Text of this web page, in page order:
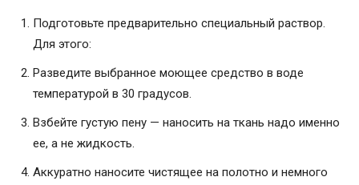
Подготовьте предварительно специальный раствор.
Для этого:
Разведите выбранное моющее средство в воде
температурой в 30 градусов.
Взбейте густую пену — наносить на ткань надо именно
ее, а не жидкость.
Аккуратно наносите чистящее на полотно и немного